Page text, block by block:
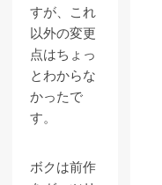
すが、これ
以外の変更
点はちょっ
とわからな
かったで
す。
ボクは前作